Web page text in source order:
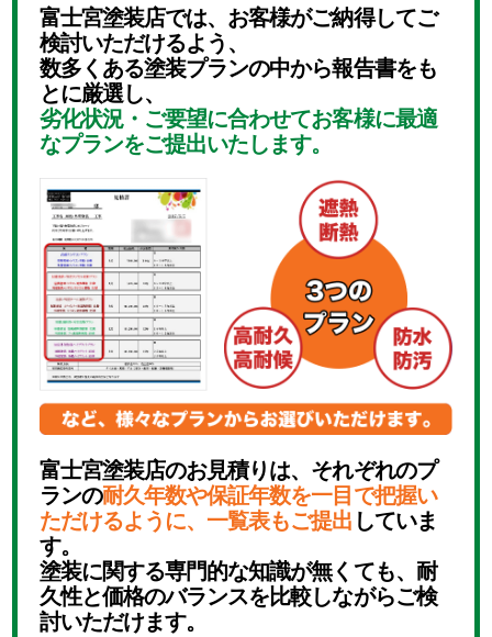
富士宮塗装店では、お客様がご納得してご
検討いただけるよう、
数多くある塗装プランの中から報告書をも
とに厳選し、
劣化状況・ご要望に合わせてお客様に最適
なプランをご提出いたします。
富士宮塗装店のお見積りは、それぞれのプ
ランの耐久年数や保証年数を一目で把握い
ただけるように、一覧表もご提出 していま
す。
塗装に関する専門的な知識が無くても、耐
久性と価格のバランスを比較しながらご検
討いただけます。